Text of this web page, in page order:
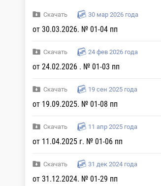
Скачать 30 мар 2026 года
от 30.03.2026. № 01-04 пп
Скачать 24 фев 2026 года
от 24.02.2026 . № 01-03 пп
Скачать 19 сен 2025 года
от 19.09.2025. № 01-08 пп
Скачать 11 апр 2025 года
от 11.04.2025 г. № 01-06 пп
Скачать 31 дек 2024 года
от 31.12.2024. № 01-29 пп